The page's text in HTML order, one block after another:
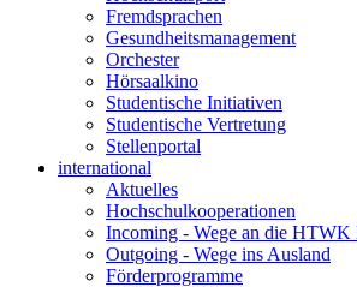
Fremdsprachen
Gesundheitsmanagement
Orchester
Hörsaalkino
Studentische Initiativen
Studentische Vertretung
Stellenportal
international
Aktuelles
Hochschulkooperationen
Incoming - Wege an die HTWK
Outgoing - Wege ins Ausland
Förderprogramme